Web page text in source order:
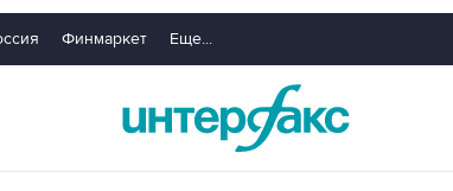
Финмаркет Еще...